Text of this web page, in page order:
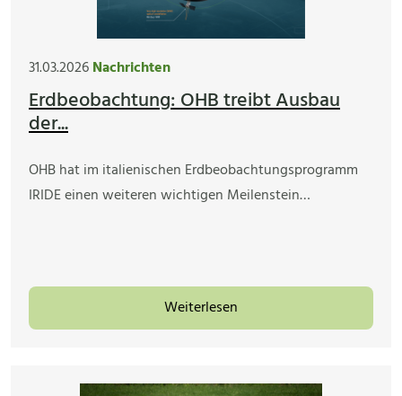
31.03.2026Nachrichten
Erdbeobachtung: OHB treibt Ausbau
der...
OHB hat im italienischen Erdbeobachtungsprogramm
IRIDE einen weiteren wichtigen Meilenstein…
Weiterlesen